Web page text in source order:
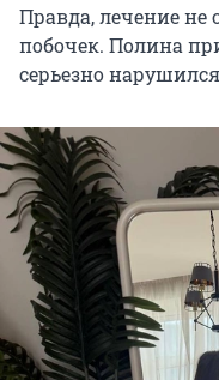
Правда, лечение не
побочек. Полина
серьезно